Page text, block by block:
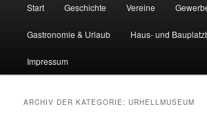
Start Geschichte Vereine
Gastronomie & Urlaub Haus- und
Impressum
ARCHIV DER KATEGORIE:URHELLMUSEUM